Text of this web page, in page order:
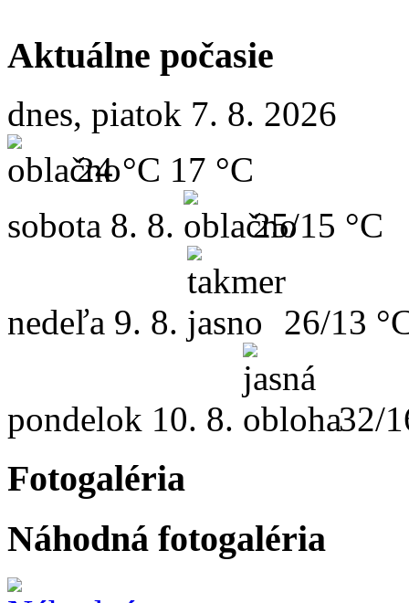
Aktuálne počasie
dnes, piatok 7. 8. 2026
24 °C 17 °C
sobota 8. 8. 25/15 °C
nedeľa 9. 8. 26/13
pondelok 10. 8. 32/
Fotogaléria
Náhodná fotogaléria